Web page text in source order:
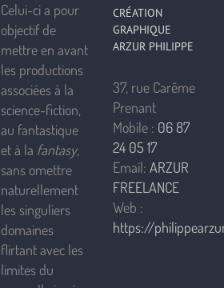
Celui-ci a pour
objectif de
mettre en avant
les productions
associées à la
science-fiction,
au fantastique
et à la fantasy,
sans omettre
naturellement
les singuliers
domaines
flirtant avec les
limites du
CRÉATION
GRAPHIQUE
ARZUR PHILIPPE
37, rue Carême
Prenant
Mobile : 06 87
24 05 17
Email: ARZUR
FREELANCE
Web :
https://